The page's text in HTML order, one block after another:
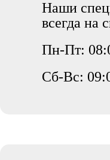
Наши
всегда на
Пн-Пт:
Сб-Вс: